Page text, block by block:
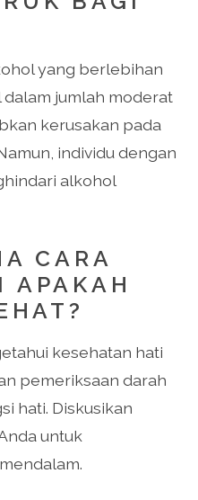
yang berlebihan
jumlah moderat
kerusakan pada
individu dengan
alkohol
CARA
APAKAH
kesehatan hati
pemeriksaan darah
hati. Diskusikan
untuk